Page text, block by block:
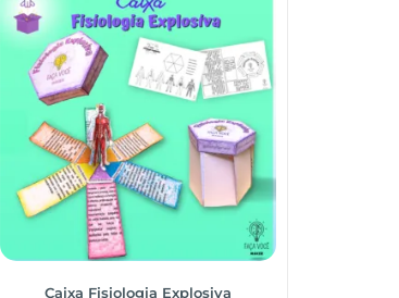
Caixa Fisiologia Explosiva